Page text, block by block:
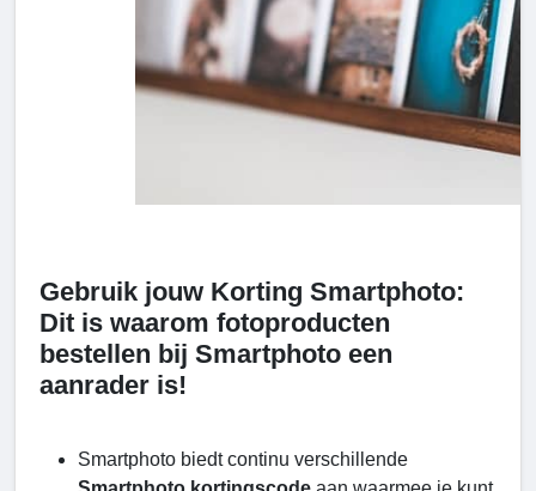
Gebruik jouw Korting Smartphoto:
Dit is waarom fotoproducten
bestellen bij Smartphoto een
aanrader is!
Smartphoto biedt continu verschillende